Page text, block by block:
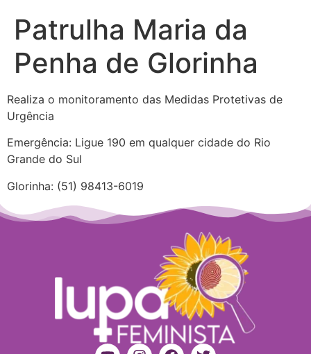
Patrulha Maria da
Penha de Glorinha
Realiza o monitoramento das Medidas Protetivas de
Urgência
Emergência: Ligue 190 em qualquer cidade do Rio
Grande do Sul
Glorinha: (51) 98413-6019